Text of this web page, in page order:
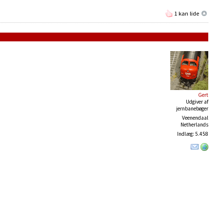
1 kan lide
Gert
Udgiver af
jernbanebøger
Veenendaal
Netherlands
Indlæg: 5.458